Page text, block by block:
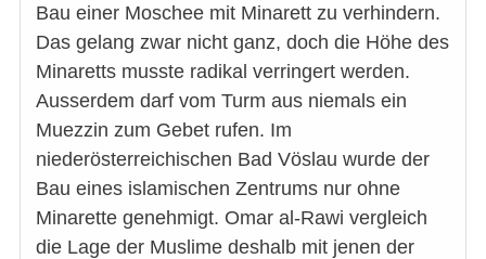
Bau einer Moschee mit Minarett zu verhindern.
Das gelang zwar nicht ganz, doch die Höhe des
Minaretts musste radikal verringert werden.
Ausserdem darf vom Turm aus niemals ein
Muezzin zum Gebet rufen. Im
niederösterreichischen Bad Vöslau wurde der
Bau eines islamischen Zentrums nur ohne
Minarette genehmigt. Omar al-Rawi vergleich
die Lage der Muslime deshalb mit jenen der